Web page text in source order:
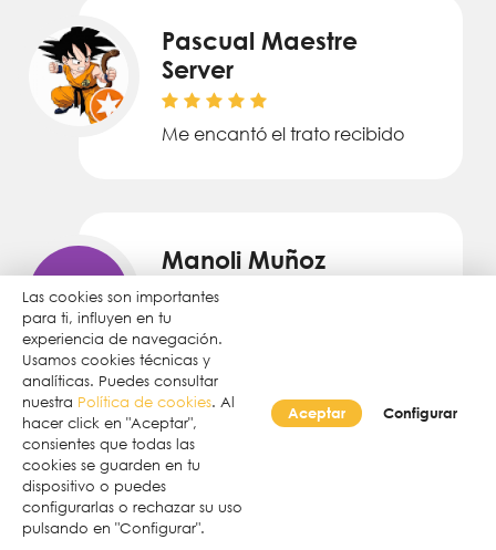
Pascual Maestre
Server
Me encantó el trato recibido
M
Manoli Muñoz
Por la atención, claridad, y
buen hacer.
Las cookies son importantes
para ti, influyen en tu
experiencia de navegación.
Usamos cookies técnicas y
analíticas. Puedes consultar
nuestra Política de cookies. Al
hacer click en "Aceptar",
consientes que todas las
cookies se guarden en tu
dispositivo o puedes
configurarlas o rechazar su uso
pulsando en "Configurar".
Aceptar Configurar